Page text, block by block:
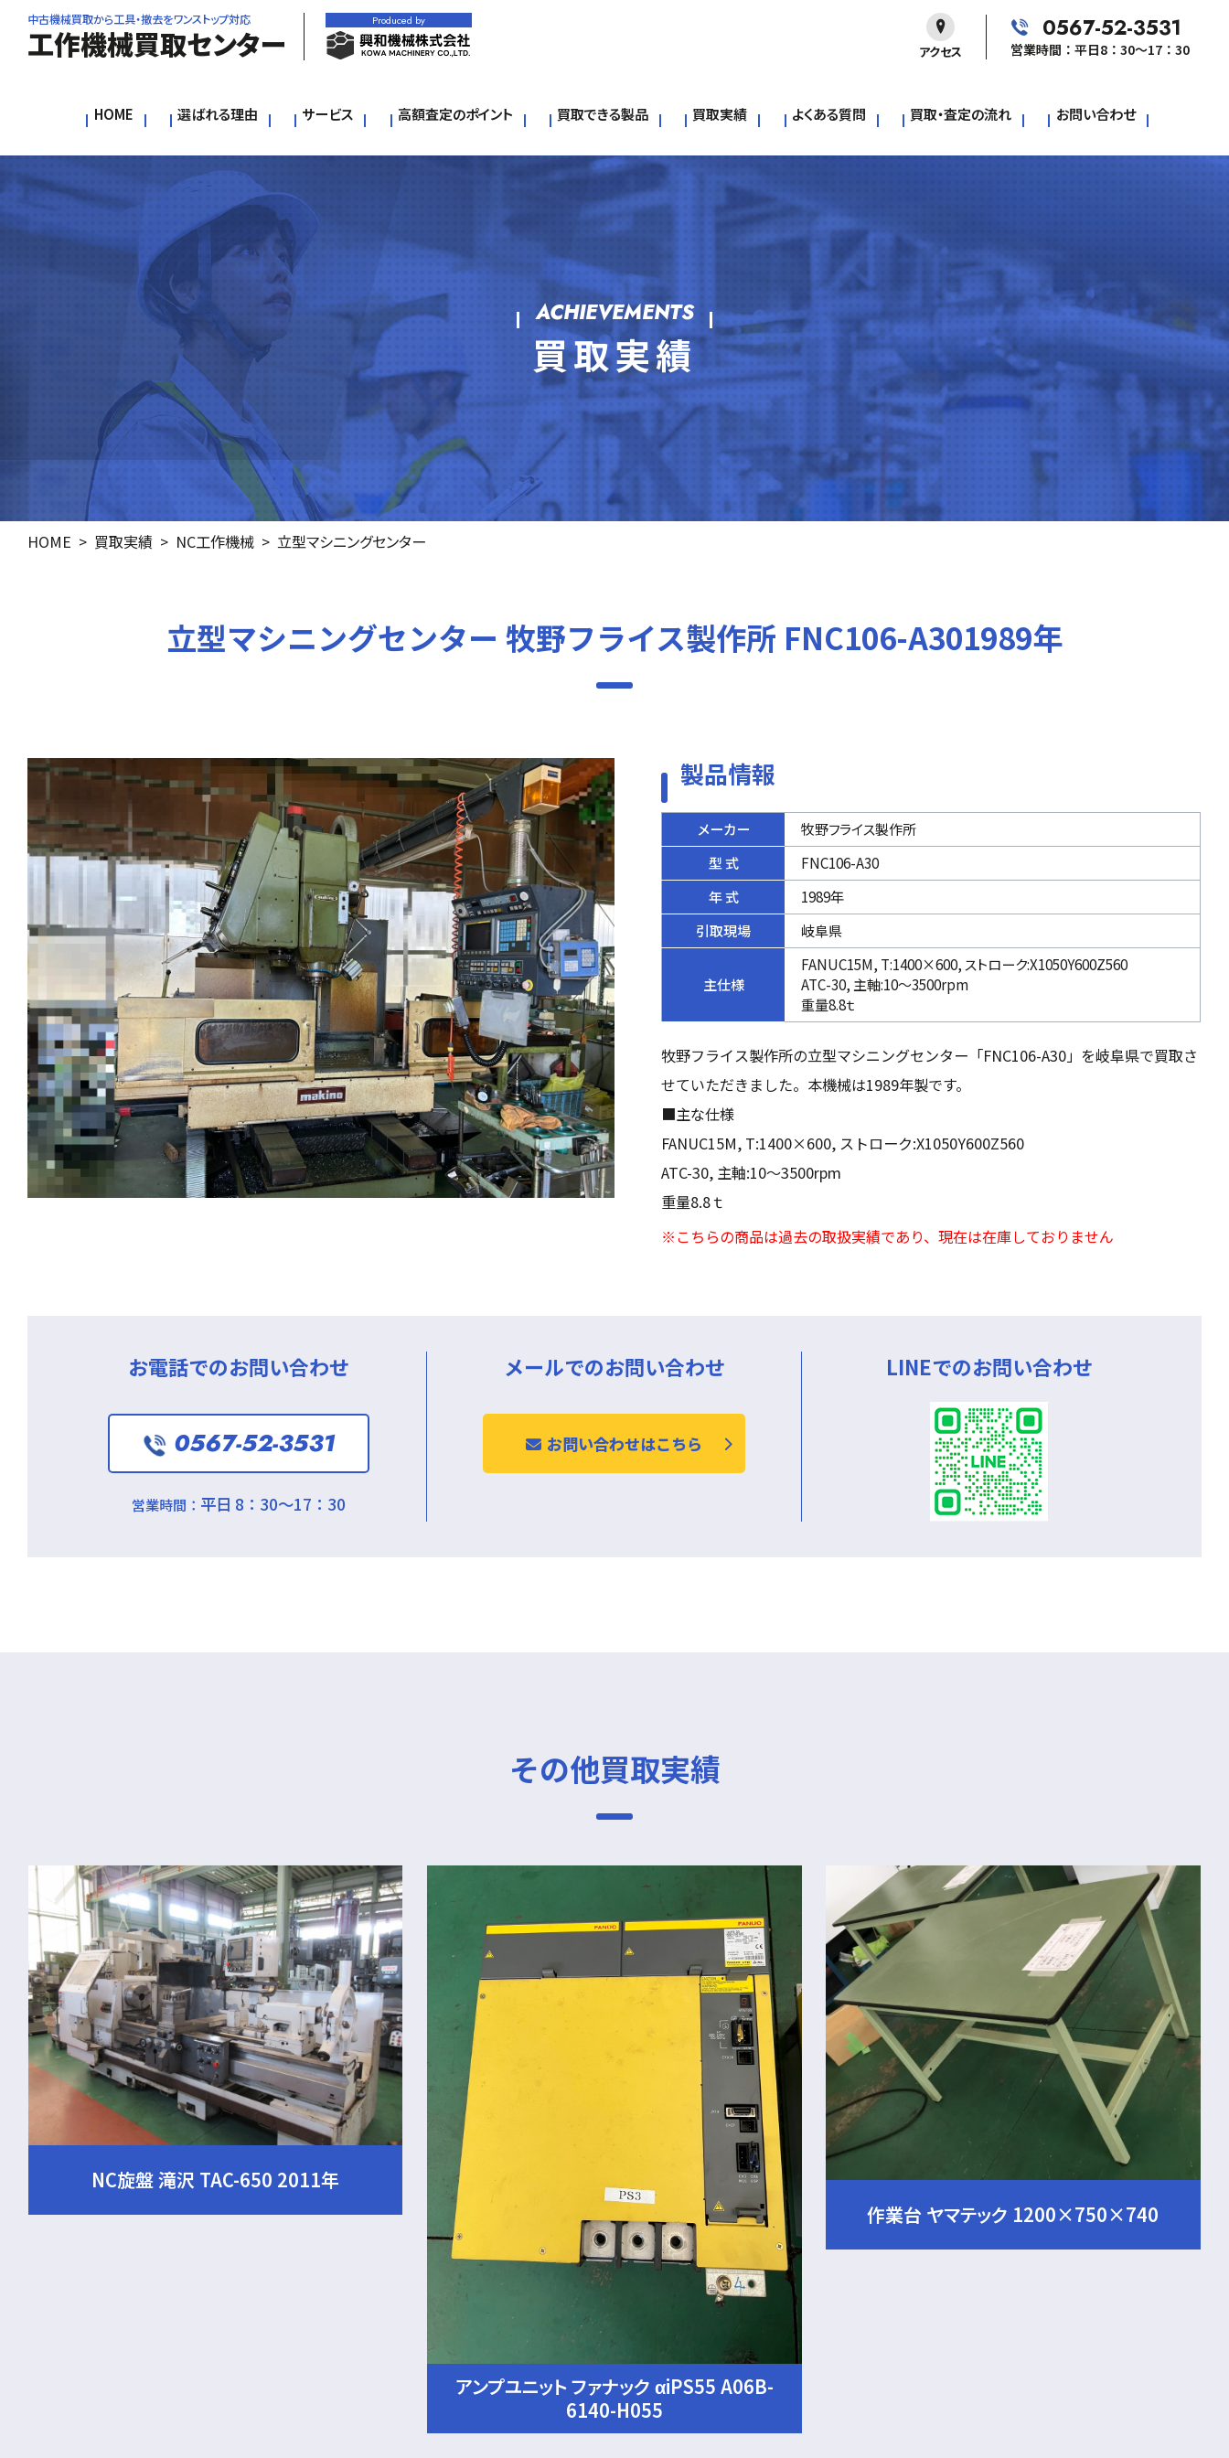
中古機械買取から工具・撤去をワンストップ対応
工作機械買取センター
Produced by
アクセス
0567-52-3531
営業時間：平日8：30～17：30
HOME 選ばれる理由 サービス 高額査定のポイント 買取できる製品 買取実績 よくある質問 買取・査定の流れ お問い合わせ
ACHIEVEMENTS
買取実績
HOME 買取実績 NC工作機械 立型マシニングセンター
立型マシニングセンター 牧野フライス製作所 FNC106-A301989年
製品情報
メーカー
牧野フライス製作所
型 式
FNC106-A30
年 式
1989年
引取現場
岐阜県
主仕様
FANUC15M, T:1400×600, ストローク:X1050Y600Z560
ATC-30, 主軸:10～3500rpm
重量8.8ｔ
牧野フライス製作所の立型マシニングセンター「FNC106-A30」を岐阜県で買取さ
せていただきました。本機械は1989年製です。
■主な仕様
FANUC15M, T:1400×600, ストローク:X1050Y600Z560
ATC-30, 主軸:10～3500rpm
重量8.8ｔ
※こちらの商品は過去の取扱実績であり、現在は在庫しておりません
お電話でのお問い合わせ
0567-52-3531
営業時間： 平日 8：30～17：30
メールでのお問い合わせ
お問い合わせはこちら
LINEでのお問い合わせ
その他買取実績
NC旋盤 滝沢 TAC-650 2011年
アンプユニット ファナック αiPS55 A06B-
6140-H055
作業台 ヤマテック 1200×750×740